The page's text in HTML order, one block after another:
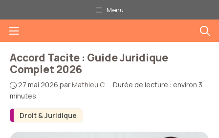
au
contenu
Menu
Menu
Droit & Juridique
Accord Tacite : Guide Juridique
Complet 2026
27 mai 2026 parMathieu C. · Durée de lecture : environ 3
minutes